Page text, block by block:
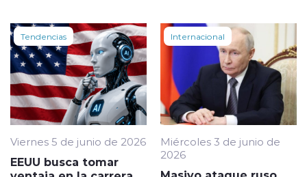
Tendencias
Viernes 5 de junio de 2026
EEUU busca tomar
Internacional
Miércoles 3 de junio de
2026